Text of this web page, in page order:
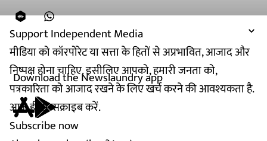
Support Independent Media
मीडिया को कॉरपोरेट या सत्ता के हितों से अप्रभावित, आजाद और
निष्पक्ष होना चाहिए. इसीलिए आपको, हमारी जनता को,
पत्रकारिता को आजाद रखने के लिए खर्च करने की आवश्यकता है.
आज ही सब्सक्राइब करें.
Subscribe now
Download the Newslaundry app